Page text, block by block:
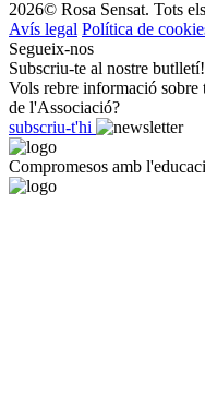
2026© Rosa Sensat. Tots
Avís legal Política de
Segueix-nos
Subscriu-te al nostre butlletí!
Vols rebre informació sobre
de l'Associació?
subscriu-t'hi
Compromesos amb